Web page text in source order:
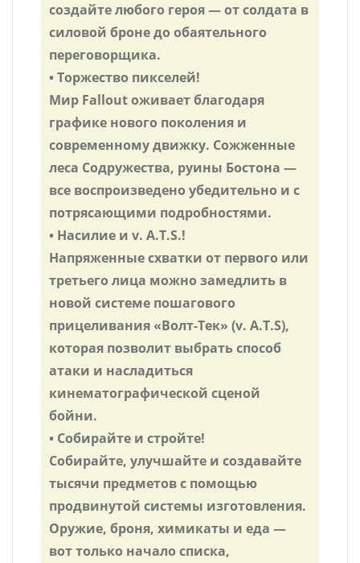
создайте любого героя — от солдата в
силовой броне до обаятельного
переговорщика.
• Торжество пикселей!
Мир Fallout оживает благодаря
графике нового поколения и
современному движку. Сожженные
леса Содружества, руины Бостона —
все воспроизведено убедительно и с
потрясающими подробностями.
• Насилие и v. A.T.S.!
Напряженные схватки от первого или
третьего лица можно замедлить в
новой системе пошагового
прицеливания «Волт-Тек» (v. A.T.S),
которая позволит выбрать способ
атаки и насладиться
кинематографической сценой
бойни.
• Собирайте и стройте!
Собирайте, улучшайте и создавайте
тысячи предметов с помощью
продвинутой системы изготовления.
Оружие, броня, химикаты и еда —
вот только начало списка,